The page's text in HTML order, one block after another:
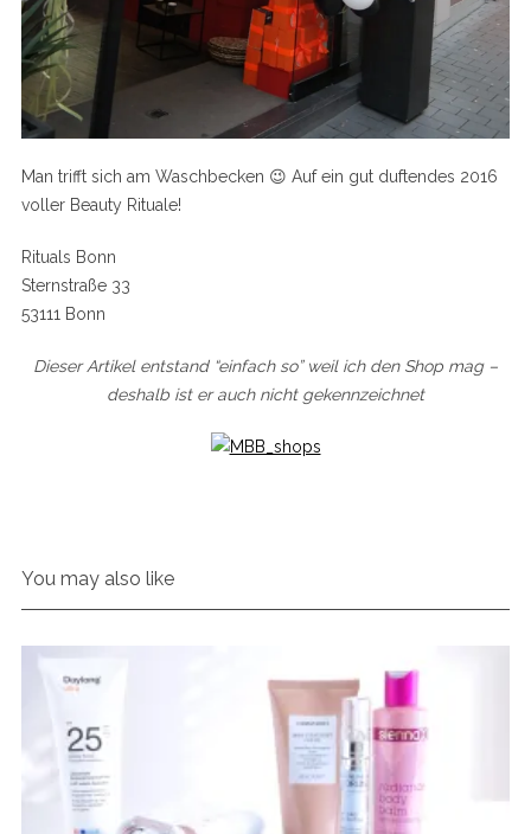
Man trifft sich am Waschbecken 😉 Auf ein gut duftendes 2016
voller Beauty Rituale!
Rituals Bonn
Sternstraße 33
53111 Bonn
Dieser Artikel entstand “einfach so” weil ich den Shop mag –
deshalb ist er auch nicht gekennzeichnet
You may also like